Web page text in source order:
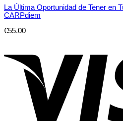
La Última Oportunidad de Tener en
CARPdiem
€55.00